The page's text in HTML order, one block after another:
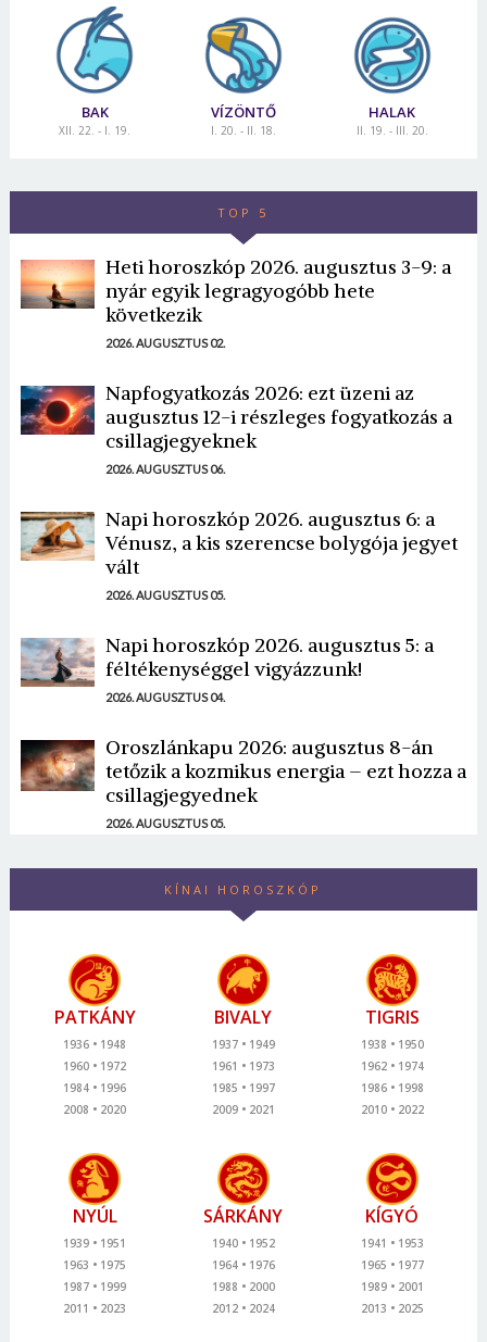
BAK
XII. 22. - I. 19.
VÍZÖNTŐ
I. 20. - II. 18.
HALAK
II. 19. - III. 20.
TOP 5
Heti horoszkóp 2026. augusztus 3-9: a
nyár egyik legragyogóbb hete
következik
2026. AUGUSZTUS 02.
Napfogyatkozás 2026: ezt üzeni az
augusztus 12-i részleges fogyatkozás a
csillagjegyeknek
2026. AUGUSZTUS 06.
Napi horoszkóp 2026. augusztus 6: a
Vénusz, a kis szerencse bolygója jegyet
vált
2026. AUGUSZTUS 05.
Napi horoszkóp 2026. augusztus 5: a
féltékenységgel vigyázzunk!
2026. AUGUSZTUS 04.
Oroszlánkapu 2026: augusztus 8-án
tetőzik a kozmikus energia – ezt hozza a
csillagjegyednek
2026. AUGUSZTUS 05.
KÍNAI HOROSZKÓP
PATKÁNY
1936
1948
1960
1972
1984
1996
2008
2020
BIVALY
1937
1949
1961
1973
1985
1997
2009
2021
TIGRIS
1938
1950
1962
1974
1986
1998
2010
2022
NYÚL
1939
1951
1963
1975
1987
1999
2011
2023
SÁRKÁNY
1940
1952
1964
1976
1988
2000
2012
2024
KÍGYÓ
1941
1953
1965
1977
1989
2001
2013
2025
Borsonline bejelentkezés
E-mail cím vagy felhasználónév
Mégse Bejelentkezés